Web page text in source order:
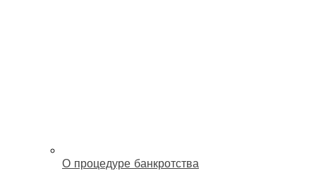
О процедуре банкротства